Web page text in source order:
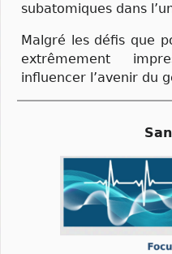
subatomiques dans
Malgré les défis que
extrêmement
influencer l’avenir du